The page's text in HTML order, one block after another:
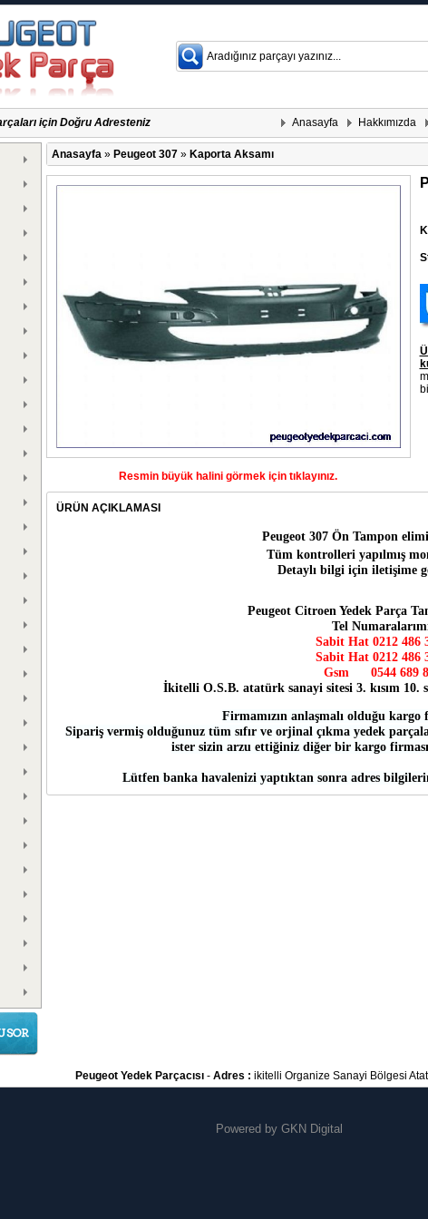
için Doğru Adresteniz Anasayfa Hakkımızda
Anasayfa» Peugeot 307» Kaporta Aksamı
Resmin büyük halini görmek için tıklayınız.
ÜRÜN AÇIKLAMASI
Peugeot 307 Ön Tampon
Tüm kontrolleri yapılmış
Detaylı bilgi için iletişime
Peugeot Citroen Yedek Parça
Tel
Sabit Hat 0212 486
Sabit Hat 0212 486
Gsm 0544 689
İkitelli O.S.B. atatürk sanayi sitesi 3. kısım
Firmamızın anlaşmalı olduğu kargo
Sipariş vermiş olduğunuz tüm sıfır ve orjinal çıkma yedek
ister sizin arzu ettiğiniz diğer bir kargo
Lütfen banka havalenizi yaptıktan sonra adres
Peugeot Yedek Parçacısı- Adres : ikitelli Organize Sanayi Bölgesi
Powered by GKN Digital